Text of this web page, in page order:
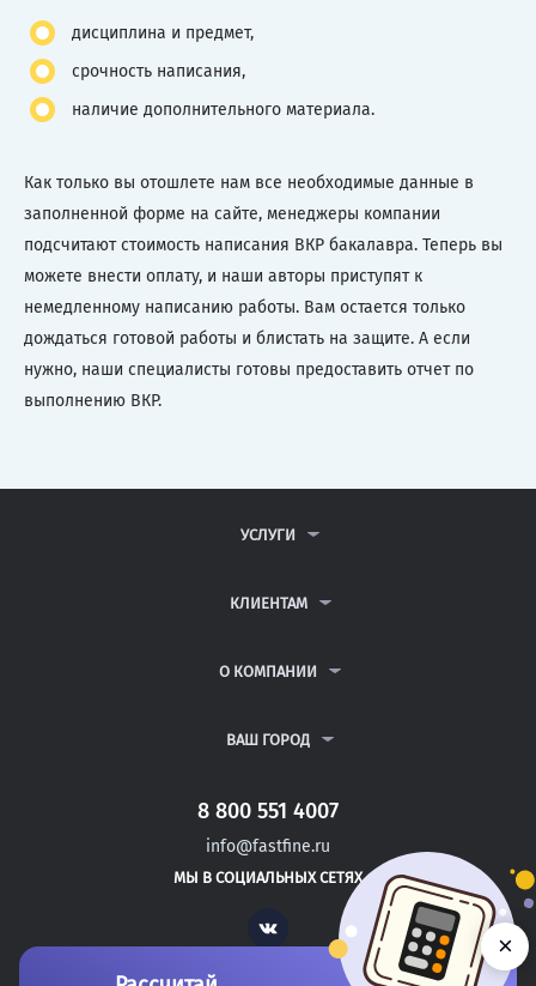
дисциплина и предмет,
срочность написания,
наличие дополнительного материала.
Как только вы отошлете нам все необходимые данные в
заполненной форме на сайте, менеджеры компании
подсчитают стоимость написания ВКР бакалавра. Теперь вы
можете внести оплату, и наши авторы приступят к
немедленному написанию работы. Вам остается только
дождаться готовой работы и блистать на защите. А если
нужно, наши специалисты готовы предоставить отчет по
выполнению ВКР.
УСЛУГИ
ДИПЛОМНЫЕ РАБОТЫ
РЕФЕРАТЫ
КЛИЕНТАМ
ВОПРОСЫ И ОТВЕТЫ
ПОЛИТИКА КОНФИДЕНЦИАЛЬНОСТИ
О КОМПАНИИ
КОНТАКТЫ
ВАШ ГОРОД
САНКТ-ПЕТЕРБУРГ
АПШЕРОНСК
ШАРЬЯ
8 800 551 4007
info@fastfine.ru
МЫ В СОЦИАЛЬНЫХ СЕТЯХ
Vk ×